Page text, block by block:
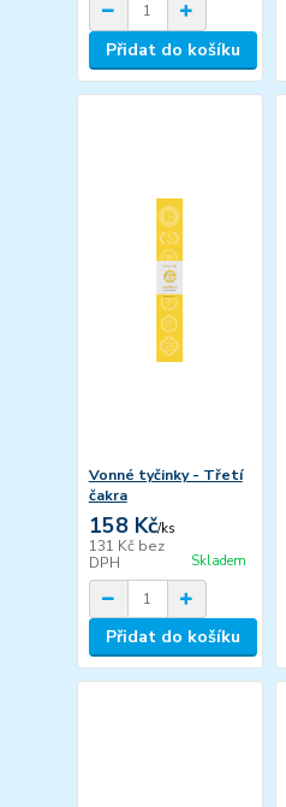
Přidat do košíku
Vonné tyčinky - Třetí
čakra
158 Kč/ks
131 Kč bez
DPH
Skladem
Přidat do košíku